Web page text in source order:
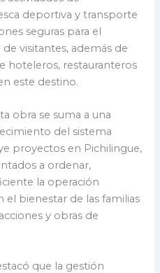
deportiva y transporte
seguras para el
visitantes, además de
hoteleros, restauranteros
este destino.
obra se suma a una
del sistema
proyectos en Pichilingue,
a ordenar,
la operación
bienestar de las familias
y obras de
que la gestión